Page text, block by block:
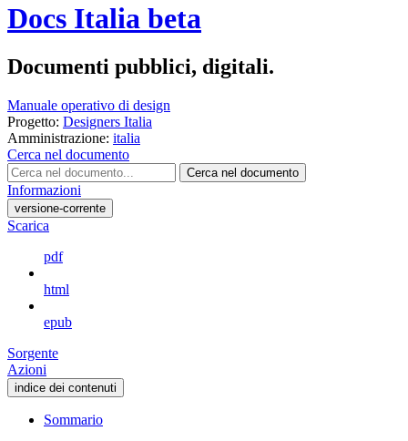
Docs Italia beta
Documenti pubblici, digitali.
Manuale operativo di design
Progetto: Designers Italia
Amministrazione: italia
Cerca nel documento
Cerca nel documento
Informazioni
versione-corrente
Scarica
pdf
html
epub
Sorgente
Azioni
indice dei contenuti
Sommario